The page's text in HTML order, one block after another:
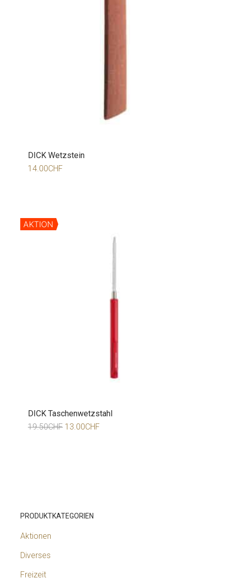
DICK Wetzstein
14.00CHF
AKTION
DICK Taschenwetzstahl
19.50CHF 13.00CHF
PRODUKTKATEGORIEN
Aktionen
Diverses
Freizeit